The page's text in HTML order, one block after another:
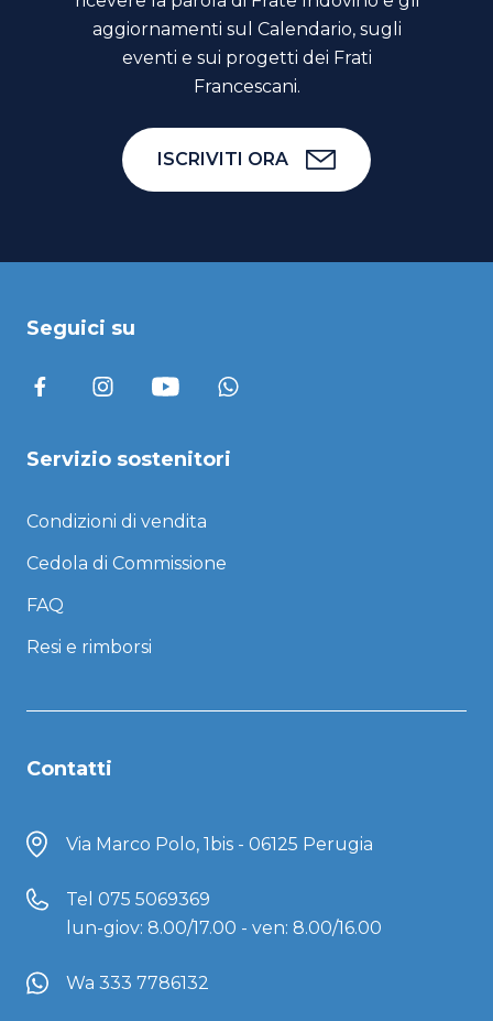
aggiornamenti sul Calendario, sugli
eventi e sui progetti dei Frati
Francescani.
ISCRIVITI ORA
Seguici su
Servizio sostenitori
Condizioni di vendita
Cedola di Commissione
FAQ
Resi e rimborsi
Contatti
Via Marco Polo, 1bis - 06125 Perugia
Tel 075 5069369
lun-giov: 8.00/17.00 - ven: 8.00/16.00
Wa 333 7786132